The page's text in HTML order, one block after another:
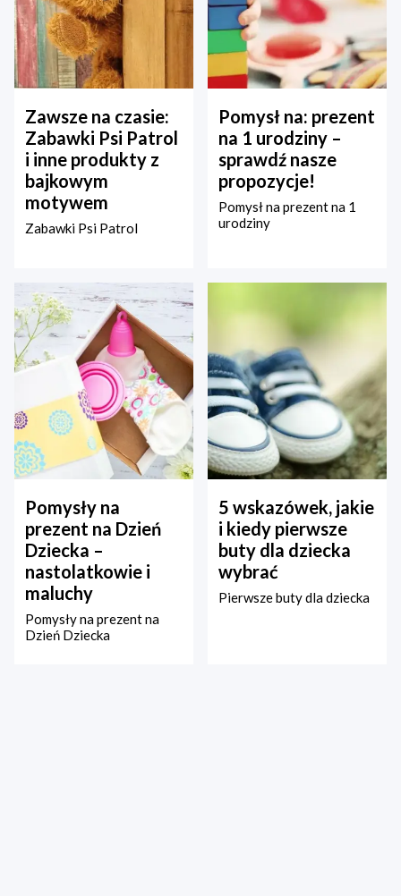
Zawsze na czasie:
Zabawki Psi Patrol
i inne produkty z
bajkowym
motywem
Zabawki Psi Patrol
Pomysł na: prezent
na 1 urodziny –
sprawdź nasze
propozycje!
Pomysł na prezent na 1
urodziny
Pomysły na
prezent na Dzień
Dziecka –
nastolatkowie i
maluchy
Pomysły na prezent na
Dzień Dziecka
5 wskazówek, jakie
i kiedy pierwsze
buty dla dziecka
wybrać
Pierwsze buty dla dziecka